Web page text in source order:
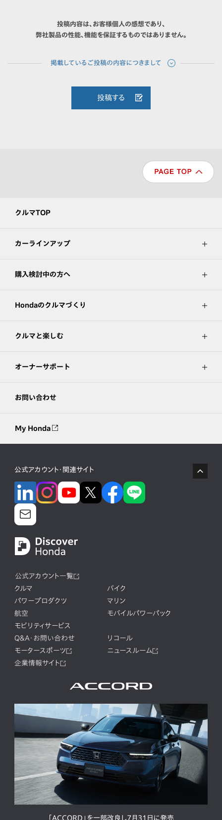
投稿内容は、お客様個人の感想であり、
弊社製品の性能、機能を保証するものではありません。
投稿する
クルマTOP
カーラインアップ
購入検討中の方へ
Hondaのクルマづくり
クルマと楽しむ
オーナーサポート
お問い合わせ
My Honda
公式アカウント・関連サイト
公式アカウント一覧
クルマ
バイク
パワープロダクツ
マリン
航空
モバイルパワーパック
モビリティサービス
Q&A・お問い合わせ
リコール
モータースポーツ
ニュースルーム
企業情報サイト
「ACCORD」を一部改良し7月31日に発売